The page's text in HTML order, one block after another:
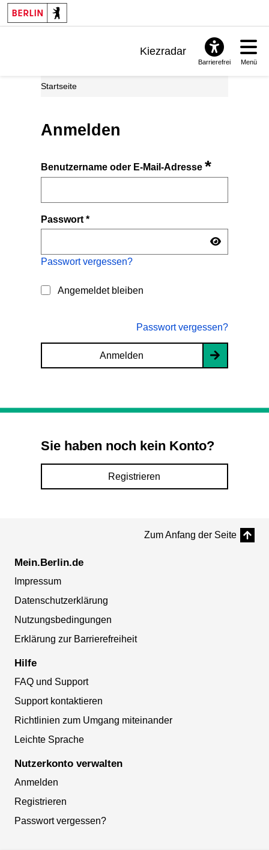
Kiezradar
Barrierefrei Menü
Startseite
Anmelden
Benutzername oder E-Mail-Adresse*
Passwort*
Passwort vergessen?
Angemeldet bleiben
Passwort vergessen?
Anmelden
Sie haben noch kein Konto?
Registrieren
Zum Anfang der Seite
Mein.Berlin.de
Impressum
Datenschutzerklärung
Nutzungsbedingungen
Erklärung zur Barrierefreiheit
Hilfe
FAQ und Support
Support kontaktieren
Richtlinien zum Umgang miteinander
Leichte Sprache
Nutzerkonto verwalten
Anmelden
Registrieren
Passwort vergessen?